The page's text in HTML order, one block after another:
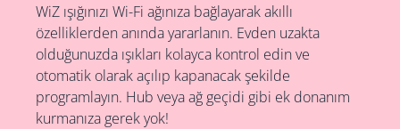
WiZ ışığınızı Wi-Fi ağınıza bağlayarak akıllı
özelliklerden anında yararlanın. Evden uzakta
olduğunuzda ışıkları kolayca kontrol edin ve
otomatik olarak açılıp kapanacak şekilde
programlayın. Hub veya ağ geçidi gibi ek donanım
kurmanıza gerek yok!